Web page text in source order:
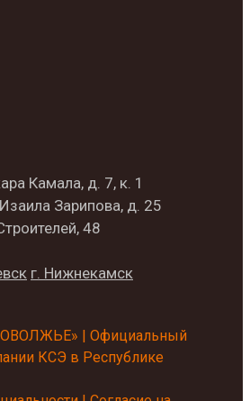
Камала, д. 7, к. 1
Зарипова, д. 25
48
г. Нижнекамск
| Официальный
КСЭ в Республике